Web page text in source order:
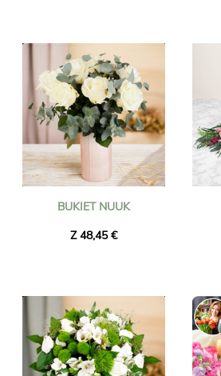
BUKIET NUUK
Z 48,45 €